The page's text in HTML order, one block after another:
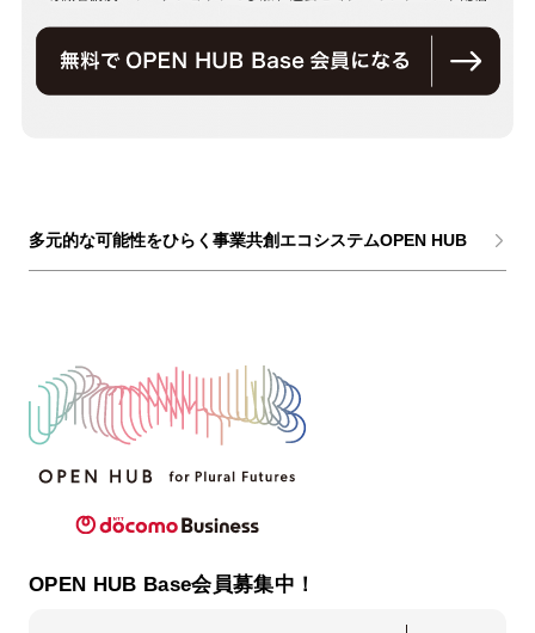
多元的な可能性をひらく事業共創エコシステムOPEN HUB
OPEN HUB Base会員募集中！